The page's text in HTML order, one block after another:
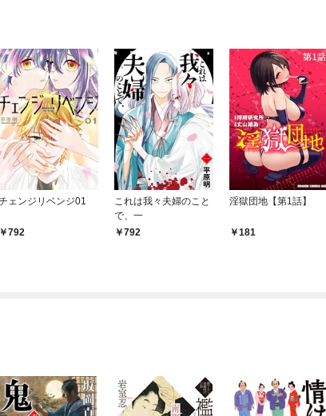
ェンジリベンジ01
792
これは我々夫婦のこと
で、一
792
淫獄団地【第1話】
181